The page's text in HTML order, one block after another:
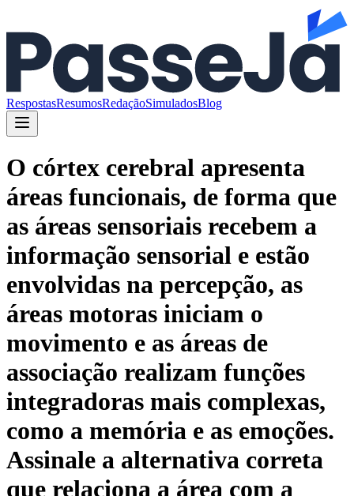
RespostasResumosRedaçãoSimuladosBlog
O córtex cerebral apresenta
áreas funcionais, de forma que
as áreas sensoriais recebem a
informação sensorial e estão
envolvidas na percepção, as
áreas motoras iniciam o
movimento e as áreas de
associação realizam funções
integradoras mais complexas,
como a memória e as emoções.
Assinale a alternativa correta
que relaciona a área com a